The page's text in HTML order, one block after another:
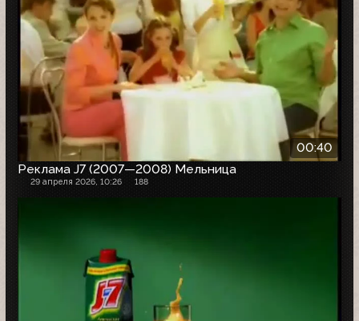
00:40
Реклама J7 (2007—2008) Мельница
29 апреля 2026, 10:26 188